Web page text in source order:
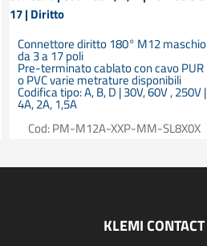
17 | Diritto
Connettore diritto 180° M12 maschio
da 3 a 17 poli
Pre-terminato cablato con cavo PUR
o PVC varie metrature disponibili
Codifica tipo: A, B, D | 30V, 60V , 250V |
4A, 2A, 1,5A
Cod: PM-M12A-XXP-MM-SL8X0X
KLEMI